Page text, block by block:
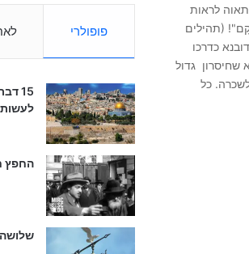
לראות
(תהילים
כדרכו
שחיסרון גדול
לשכרה. כל
פופולרי
15
החפץ